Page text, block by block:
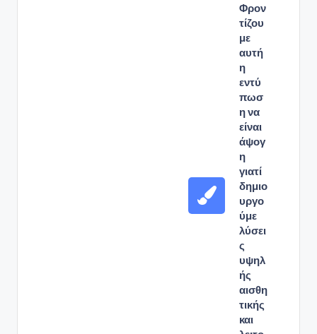
Φρον
τίζου
με
αυτή
η
εντύ
πωσ
η να
είναι
άψογ
η
γιατί
δημιο
υργο
ύμε
λύσει
ς
υψηλ
ής
αισθη
τικής
και